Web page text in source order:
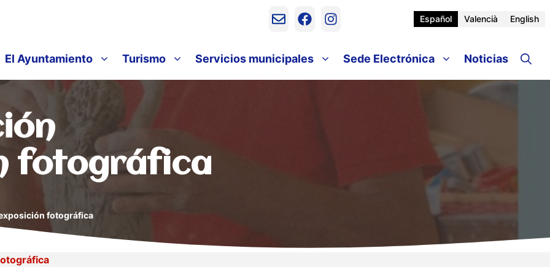
Español Valencià English
El Ayuntamiento Turismo Servicios municipales Sede Electrónica Noticias
fotográfica
fotográfica